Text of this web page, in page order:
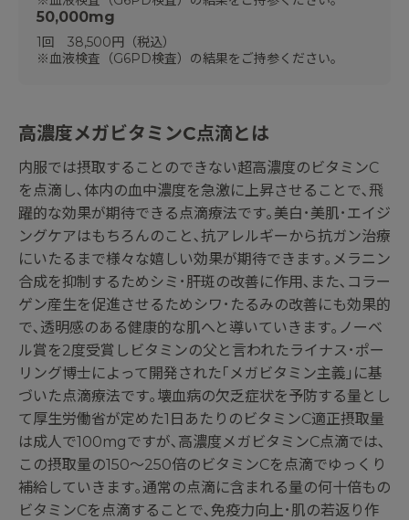
50,000mg
1回 38,500円（税込）
※血液検査（G6PD検査）の結果をご持参ください。
高濃度メガビタミンC点滴とは
内服では摂取することのできない超高濃度のビタミンC
を点滴し､体内の血中濃度を急激に上昇させることで､飛
躍的な効果が期待できる点滴療法です｡美白･美肌･エイジ
ングケアはもちろんのこと､抗アレルギーから抗ガン治療
にいたるまで様々な嬉しい効果が期待できます｡メラニン
合成を抑制するためシミ･肝斑の改善に作用､また､コラー
ゲン産生を促進させるためシワ･たるみの改善にも効果的
で､透明感のある健康的な肌へと導いていきます｡ノーベ
ル賞を2度受賞しビタミンの父と言われたライナス･ポー
リング博士によって開発された｢メガビタミン主義｣に基
づいた点滴療法です｡壊血病の欠乏症状を予防する量とし
て厚生労働省が定めた1日あたりのビタミンC適正摂取量
は成人で100mgですが､高濃度メガビタミンC点滴では､
この摂取量の150～250倍のビタミンCを点滴でゆっくり
補給していきます｡通常の点滴に含まれる量の何⼗倍もの
ビタミンCを点滴することで､免疫⼒向上･肌の若返り作